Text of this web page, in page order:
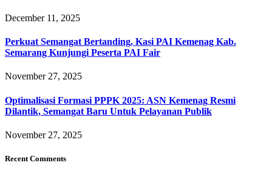
December 11, 2025
Perkuat Semangat Bertanding, Kasi PAI Kemenag Kab.
Semarang Kunjungi Peserta PAI Fair
November 27, 2025
Optimalisasi Formasi PPPK 2025: ASN Kemenag Resmi
Dilantik, Semangat Baru Untuk Pelayanan Publik
November 27, 2025
Recent Comments